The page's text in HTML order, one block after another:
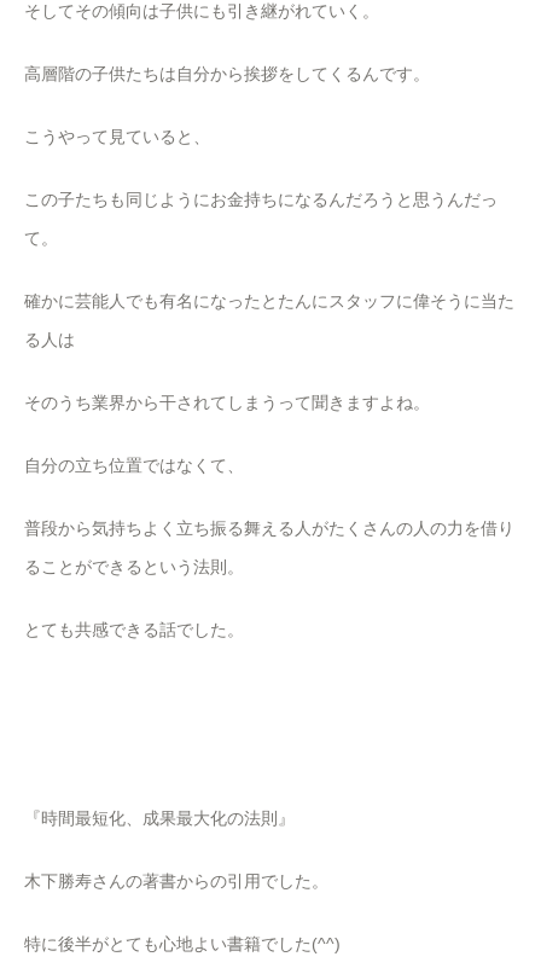
そしてその傾向は子供にも引き継がれていく。
高層階の子供たちは自分から挨拶をしてくるんです。
こうやって見ていると、
この子たちも同じようにお金持ちになるんだろうと思うんだっ
て。
確かに芸能人でも有名になったとたんにスタッフに偉そうに当た
る人は
そのうち業界から干されてしまうって聞きますよね。
自分の立ち位置ではなくて、
普段から気持ちよく立ち振る舞える人がたくさんの人の力を借り
ることができるという法則。
とても共感できる話でした。
『時間最短化、成果最大化の法則』
木下勝寿さんの著書からの引用でした。
特に後半がとても心地よい書籍でした(^^)